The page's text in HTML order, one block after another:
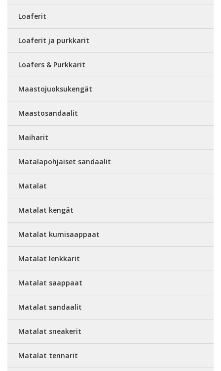
Loaferit
Loaferit ja purkkarit
Loafers & Purkkarit
Maastojuoksukengät
Maastosandaalit
Maiharit
Matalapohjaiset sandaalit
Matalat
Matalat kengät
Matalat kumisaappaat
Matalat lenkkarit
Matalat saappaat
Matalat sandaalit
Matalat sneakerit
Matalat tennarit